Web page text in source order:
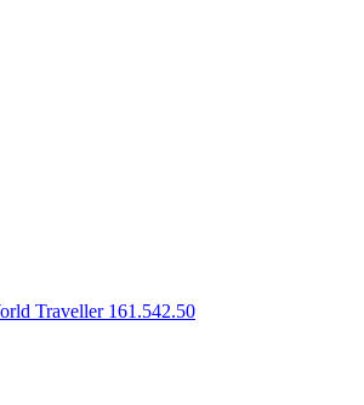
Traveller 161.542.50